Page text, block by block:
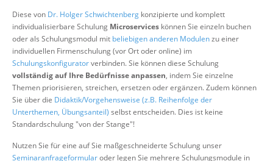
Diese von Dr. Holger Schwichtenberg konzipierte und komplett
individualisierbare Schulung Microservices können Sie einzeln buchen
oder als Schulungsmodul mit beliebigen anderen Modulenzu einer
individuellen Firmenschulung (vor Ort oder online) im
Schulungskonfiguratorverbinden. Sie können diese Schulung
vollständig auf Ihre Bedürfnisse anpassen, indem Sie einzelne
Themen priorisieren, streichen, ersetzen oder ergänzen. Zudem können
Sie über die Didaktik/Vorgehensweise (z.B. Reihenfolge der
Unterthemen, Übungsanteil) selbst entscheiden. Dies ist keine
Standardschulung "von der Stange"!
Nutzen Sie für eine auf Sie maßgeschneiderte Schulung unser
Seminaranfrageformularoder legen Sie mehrere Schulungsmodule in